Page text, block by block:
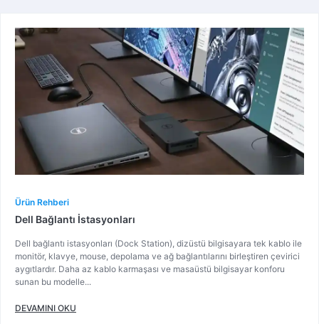
Ürün Rehberi
Dell Bağlantı İstasyonları
Dell bağlantı istasyonları (Dock Station), dizüstü bilgisayara tek kablo ile
monitör, klavye, mouse, depolama ve ağ bağlantılarını birleştiren çevirici
aygıtlardır. Daha az kablo karmaşası ve masaüstü bilgisayar konforu
sunan bu modelle...
DEVAMINI OKU